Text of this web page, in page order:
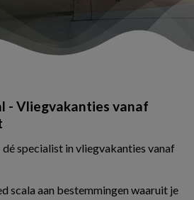
- Vliegvakanties vanaf
dé specialist in vliegvakanties vanaf
scala aan bestemmingen waaruit je